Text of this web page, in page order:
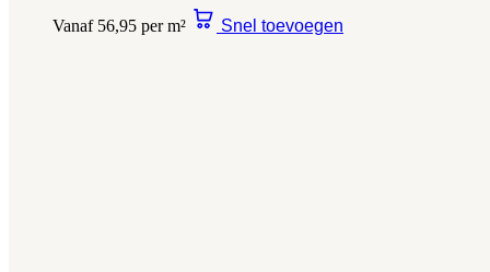
Vanaf 56,95 per m² Snel toevoegen